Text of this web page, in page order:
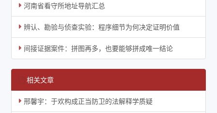
河南省看守所地址导航汇总
辨认、勘验与侦查实验：程序细节为何决定证明价值
间接证据案件：拼图再多，也要能够拼成唯一结论
相关文章
邢馨宇：于欢构成正当防卫的法解释学质疑